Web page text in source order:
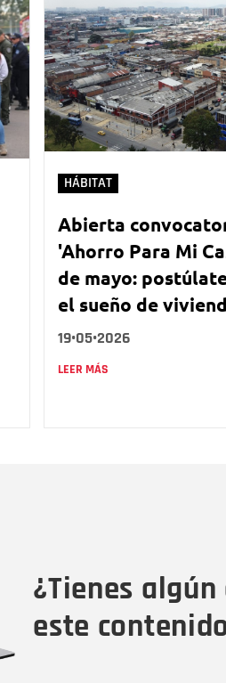
HÁBITAT
Abierta
'Ahorro Para Mi
de mayo:
el sueño de
19•05•2026
LEER MÁS
¿Tienes
este